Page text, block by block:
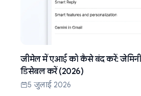
जीमेल में एआई को कैसे बंद करें: जेमिनी
डिसेबल करें (2026)
5 जुलाई 2026